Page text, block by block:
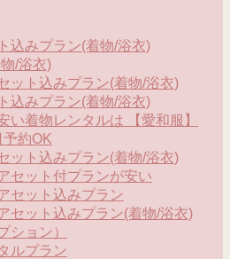
込みプラン(着物/浴衣)
/浴衣)
ット込みプラン(着物/浴衣)
込みプラン(着物/浴衣)
い着物レンタルは 【愛和服】
予約OK
ット込みプラン(着物/浴衣)
セット付プランが安い
セット込みプラン
セット込みプラン(着物/浴衣)
ション）
ルプラン